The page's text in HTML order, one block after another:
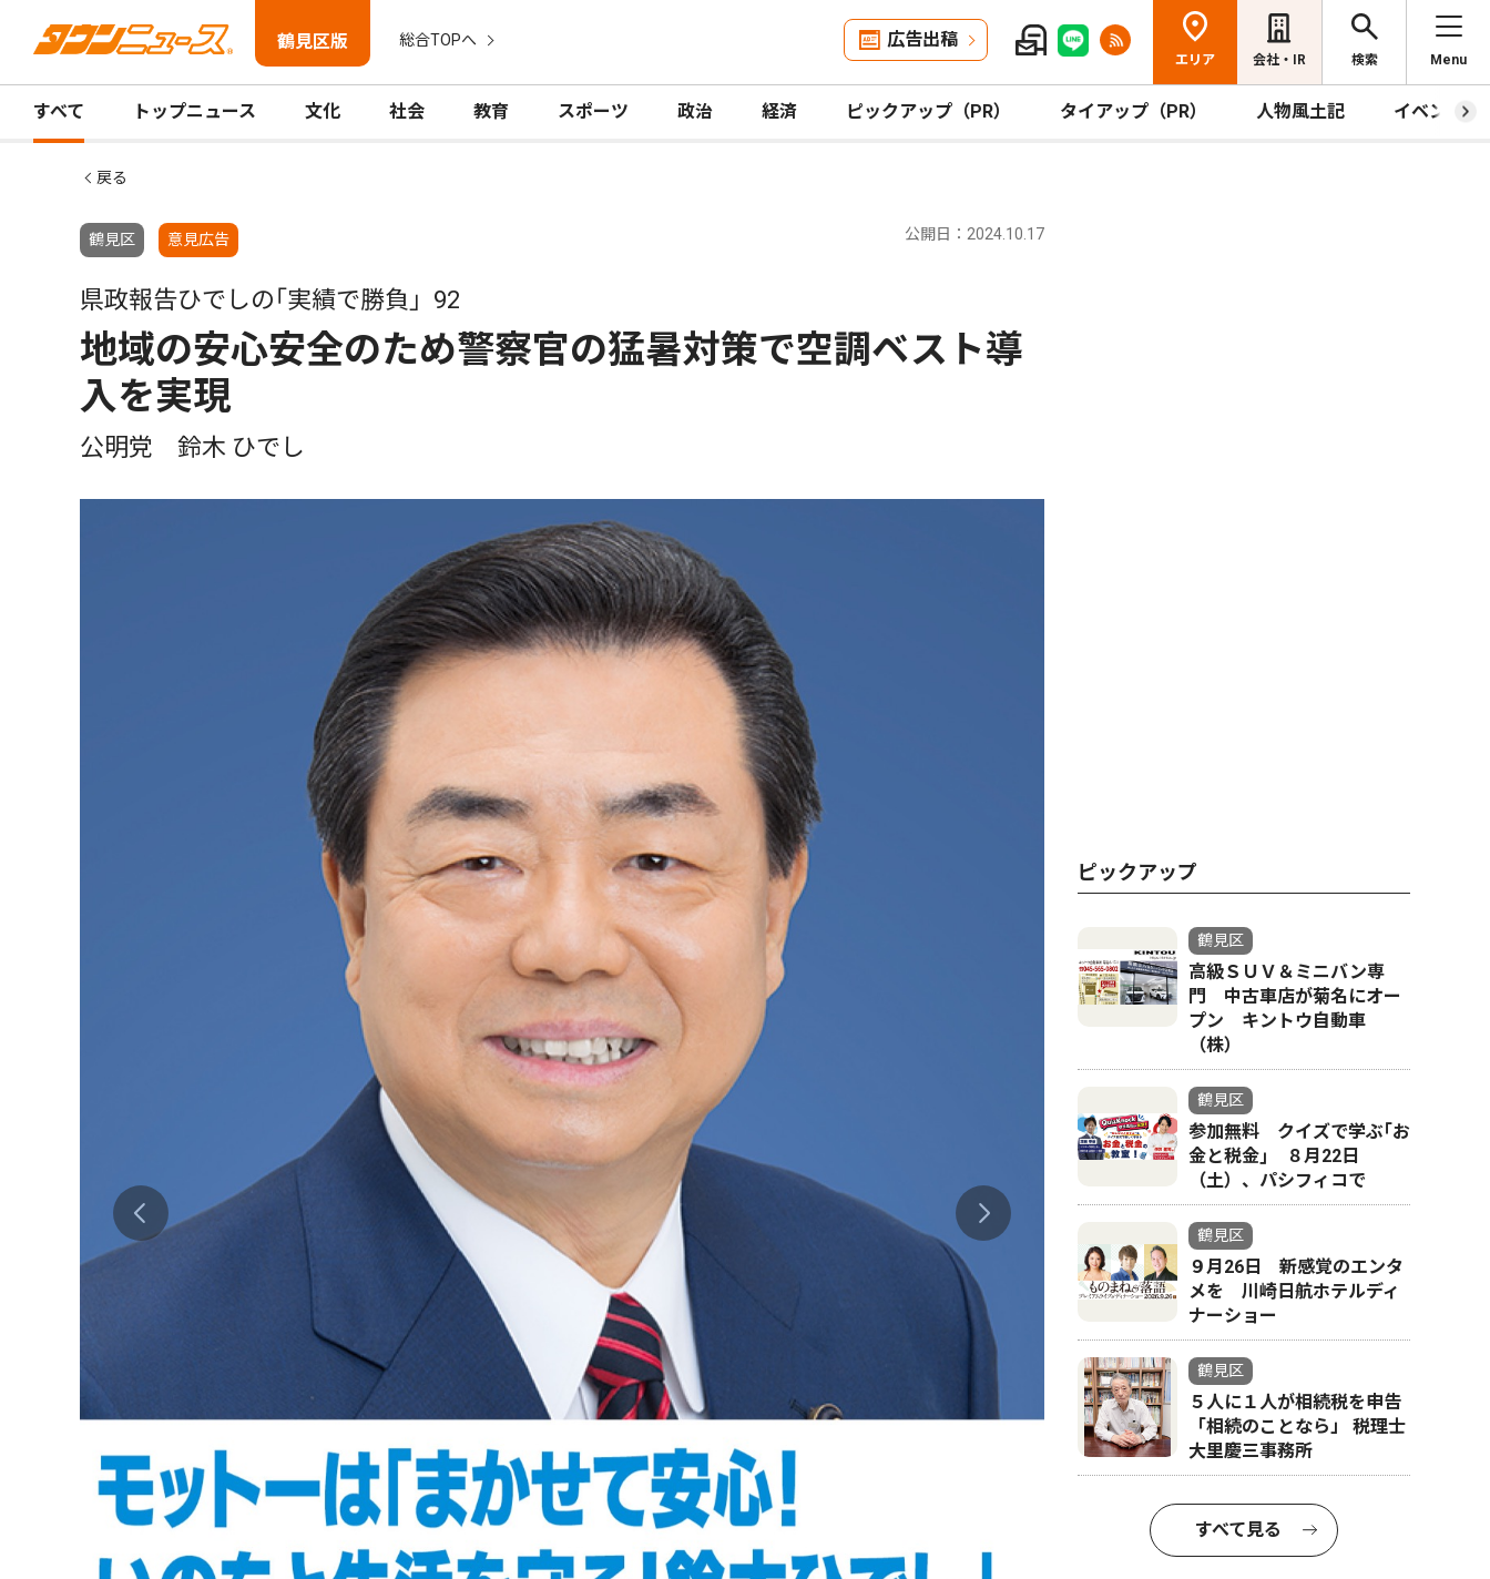
鶴見区版 総合TOPへ 広告出稿
エリア 会社・IR 検索 Menu
すべて トップニュース 文化 社会 教育 スポーツ 政治 経済 ピックアップ（PR） タイアップ（PR） 人物風土記 イベント
戻る
鶴見区 意見広告 公開日：2024.10.17
県政報告ひでしの｢実績で勝負」92
地域の安心安全のため警察官の猛暑対策で空調ベスト導
入を実現
公明党 鈴木 ひでし
ピックアップ
鶴見区
高級ＳＵＶ＆ミニバン専
門 中古車店が菊名にオー
プン キントウ自動車
（株）
鶴見区
参加無料 クイズで学ぶ｢お
金と税金｣ ８月22日
（土）、パシフィコで
鶴見区
９月26日 新感覚のエンタ
メを 川崎日航ホテルディ
ナーショー
鶴見区
５人に１人が相続税を申告
「相続のことなら」 税理士
大里慶三事務所
すべて見る